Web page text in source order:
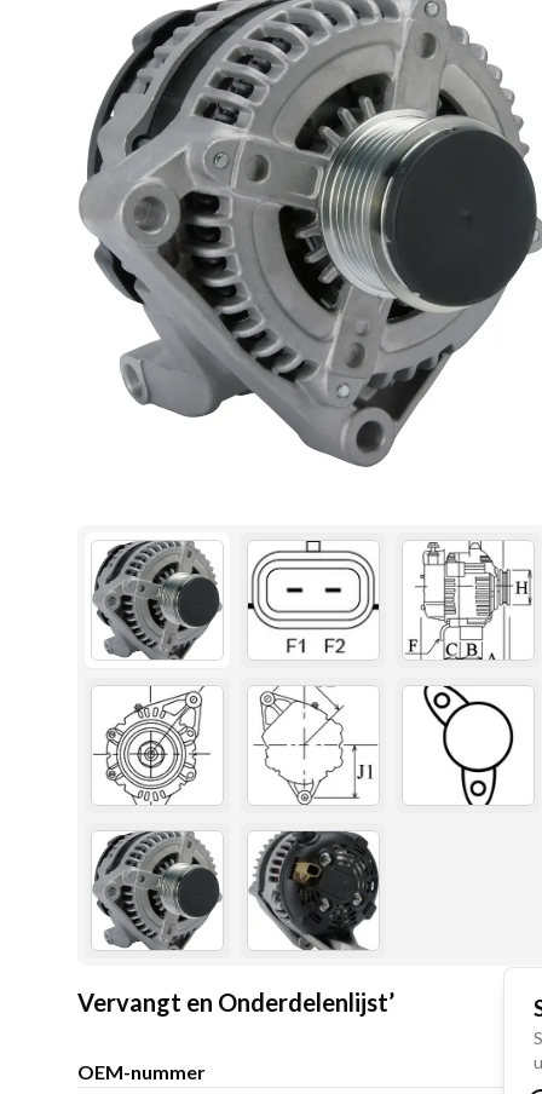
Vervangt en Onderdelenlijst’
OEM-nummer